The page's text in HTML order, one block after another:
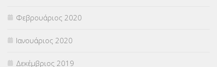
Φεβρουάριος 2020
Ιανουάριος 2020
Δεκέμβριος 2019